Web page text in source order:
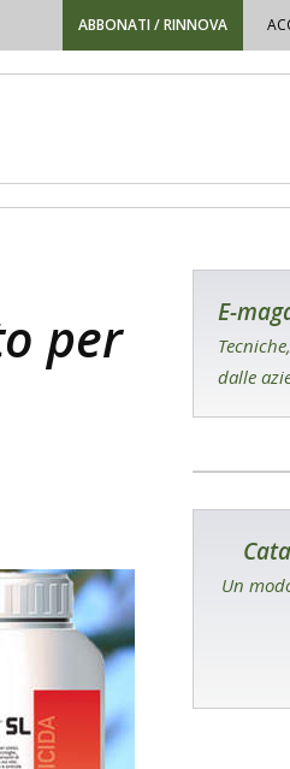
ABBONATI / RINNOVA
per
E-
dalle
Un